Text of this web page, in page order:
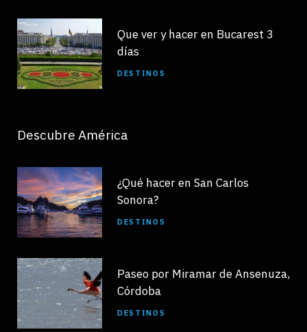
Que ver y hacer en Bucarest 3
días
DESTINOS
Descubre América
¿Qué hacer en San Carlos
Sonora?
DESTINOS
Paseo por Miramar de Ansenuza,
Córdoba
DESTINOS